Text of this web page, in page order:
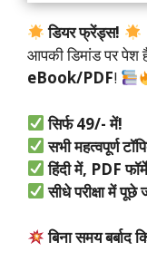
डियर फ्रेंड्स!
आपकी डिमांड पर पेश
eBook/PDF!
सिर्फ 49/- में!
सभी महत्वपूर्ण
हिंदी में, PDF
सीधे परीक्षा में
बिना समय बर्बाद